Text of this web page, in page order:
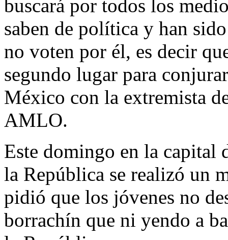
buscará por todos los
saben de política y han
no voten por él, es decir
segundo lugar para
México con la extremista
AMLO.
Este domingo en la capital
la República se realizó un
pidió que los jóvenes no
borrachín que ni yendo a